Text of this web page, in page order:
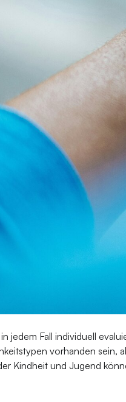
jedem Fall individuell
vorhanden
Kindheit und Jugend